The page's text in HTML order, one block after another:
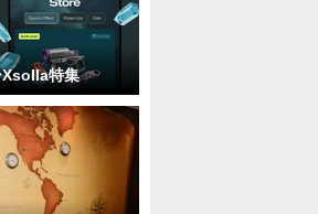
Xsolla特集